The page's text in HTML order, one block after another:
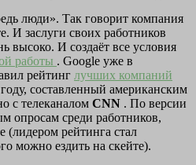
люди». Так говорит компания
И заслуги своих работников
высоко. И создаёт все условия
работы . Google уже в
рейтинг лучших компаний
составленный американским
с телеканалом CNN . По версии
опросам среди работников,
(лидером рейтинга стал
можно ездить на скейте).